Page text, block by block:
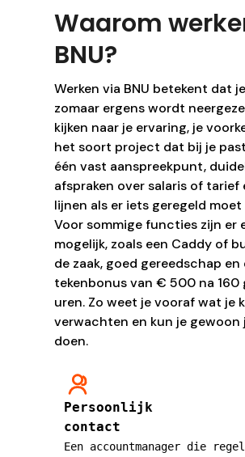
Waarom
BNU?
Werken via BNU betekent dat
zomaar ergens wordt
kijken naar je ervaring, je
het soort project dat bij je
één vast aanspreekpunt,
afspraken over salaris of tarief
lijnen als er iets geregeld
Voor sommige functies zijn er
mogelijk, zoals een Caddy of
de zaak, goed gereedschap en
tekenbonus van € 500 na 160
uren. Zo weet je vooraf wat je
verwachten en kun je gewoon
doen.
Persoonlijk
contact
Een accountmanager die